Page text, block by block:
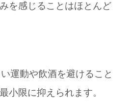
を感じることはほとんど
運動や飲酒を避けること
小限に抑えられます。